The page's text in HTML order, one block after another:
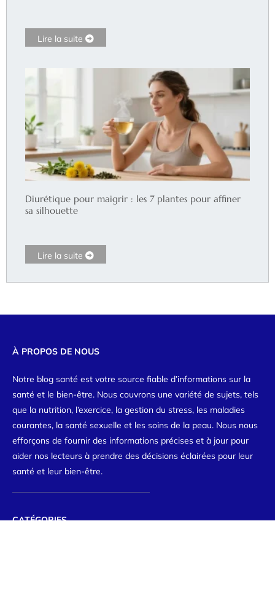
Lire la suite
Diurétique pour maigrir : les 7 plantes pour affiner
sa silhouette
Lire la suite
À PROPOS DE NOUS
Notre blog santé est votre source fiable d’informations sur la
santé et le bien-être. Nous couvrons une variété de sujets, tels
que la nutrition, l’exercice, la gestion du stress, les maladies
courantes, la santé sexuelle et les soins de la peau. Nous nous
efforçons de fournir des informations précises et à jour pour
aider nos lecteurs à prendre des décisions éclairées pour leur
santé et leur bien-être.
CATÉGORIES